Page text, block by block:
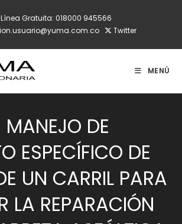
Línea Gratuita: 018000 945566
Twitter
MENÚ
MANEJO DE
ESPECÍFICO DE
UN CARRIL PARA
LA REPARACIÓN